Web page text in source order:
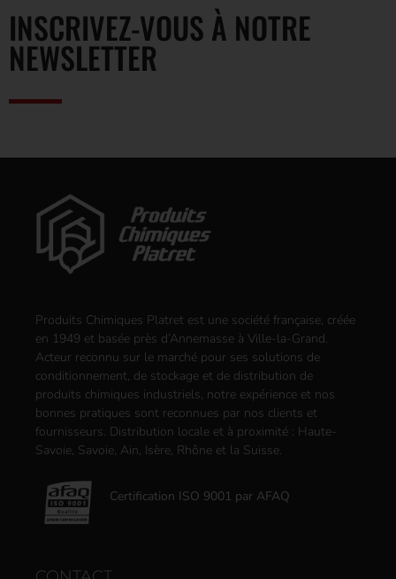
INSCRIVEZ-VOUS À NOTRE
NEWSLETTER
Produits Chimiques Platret est une société française, créée
en 1949 et basée près d’Annemasse à Ville-la-Grand.
Acteur reconnu sur le marché pour ses solutions de
conditionnement, de stockage et de distribution de
produits chimiques industriels, notre expérience et nos
bonnes pratiques sont reconnues par nos clients et
fournisseurs. Distribution locale et à proximité : Haute-
Savoie, Savoie, Ain, Isère, Rhône et la Suisse.
Certification ISO 9001 par AFAQ